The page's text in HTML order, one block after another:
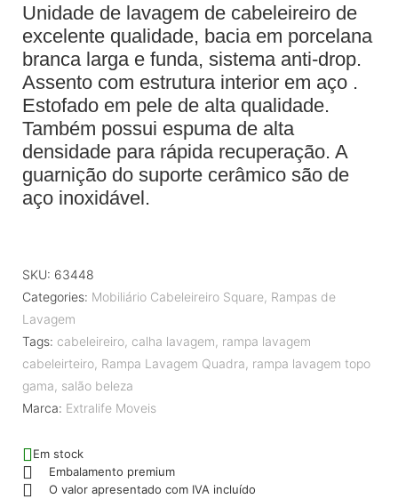
Unidade de lavagem de cabeleireiro de
excelente qualidade, bacia em porcelana
branca larga e funda, sistema anti-drop.
Assento com estrutura interior em aço .
Estofado em pele de alta qualidade.
Também possui espuma de alta
densidade para rápida recuperação. A
guarnição do suporte cerâmico são de
aço inoxidável.
SKU: 63448
Categories: Mobiliário Cabeleireiro Square, Rampas de
Lavagem
Tags: cabeleireiro, calha lavagem, rampa lavagem
cabeleirteiro, Rampa Lavagem Quadra, rampa lavagem topo
gama, salão beleza
Marca: Extralife Moveis
Em stock
Embalamento premium
O valor apresentado com IVA incluído